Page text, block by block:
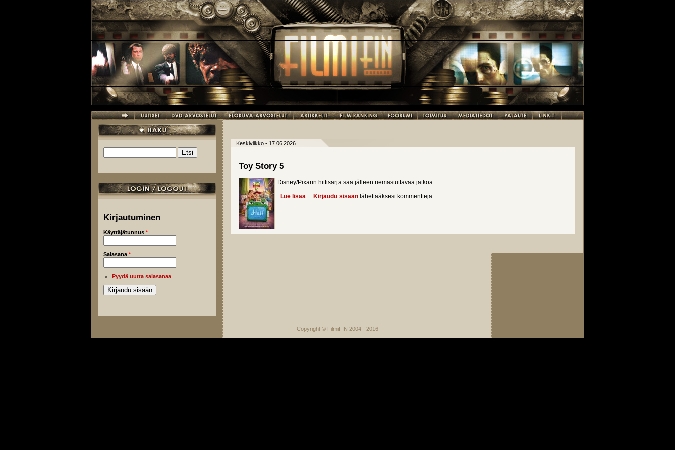
Hakulomake
Kirjautuminen
Käyttäjätunnus *
Salasana *
Pyydä uutta salasanaa
Keskiviikko - 17.06.2026
Toy Story 5
Disney/Pixarin hittisarja saa jälleen riemastuttavaa jatkoa.
Lue lisää about Toy Story 5
Kirjaudu sisään lähettääksesi kommentteja
Copyright © FilmiFIN 2004 - 2016